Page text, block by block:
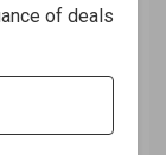
of deals